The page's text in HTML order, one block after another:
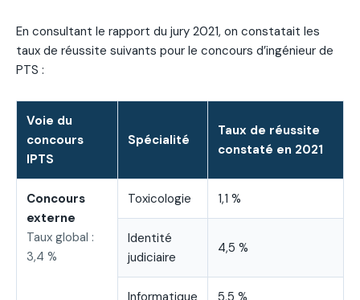
En consultant le rapport du jury 2021, on constatait les
taux de réussite suivants pour le concours d’ingénieur de
PTS :
Voie du
concours
IPTS
Spécialité
Taux de réussite
constaté en 2021
Concours
externe
Taux global :
3,4 %
Toxicologie 1,1 %
Identité
judiciaire
4,5 %
Informatique 5,5 %